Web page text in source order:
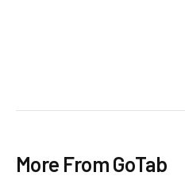
More From GoTab